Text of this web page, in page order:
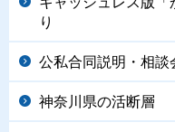
り
公私合同説明・相談
神奈川県の活断層